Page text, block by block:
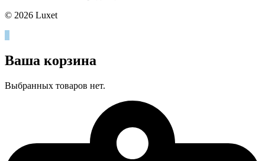
© 2026 Luxet
Ваша корзина
Выбранных товаров нет.